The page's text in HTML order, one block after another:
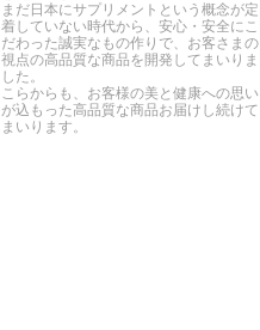
まだ日本にサプリメントという概念が定
着していない時代から、安心・安全にこ
だわった誠実なもの作りで、お客さまの
視点の高品質な商品を開発してまいりま
した。
こらからも、お客様の美と健康への思い
が込もった高品質な商品お届けし続けて
まいります。